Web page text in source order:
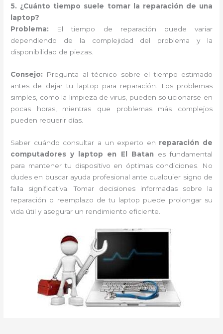
5. ¿Cuánto tiempo suele tomar la reparación de una
laptop?
Problema: El tiempo de reparación puede variar
dependiendo de la complejidad del problema y la
disponibilidad de piezas.
Consejo: Pregunta al técnico sobre el tiempo estimado
antes de dejar tu laptop para reparación. Los problemas
simples, como la limpieza de virus, pueden solucionarse en
pocas horas, mientras que problemas más complejos
pueden requerir días.
Saber cuándo consultar a un experto en reparación de
computadores y laptop en El Batan es fundamental
para mantener tu dispositivo en óptimas condiciones. No
dudes en buscar ayuda profesional ante cualquier signo de
falla significativa. Tomar decisiones informadas sobre la
reparación o reemplazo de tu laptop puede prolongar su
vida útil y asegurar un rendimiento eficiente.